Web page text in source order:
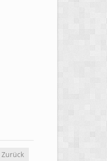
Zurück